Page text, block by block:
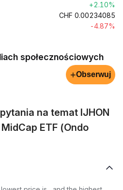
+2.10%
CHF 0.00234085
-4.87%
społecznościowych
+Obserwuj
na temat IJHON
ETF (Ondo